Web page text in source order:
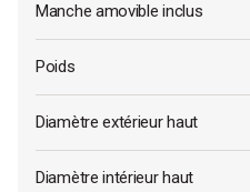
Manche amovible inclus
Poids
Diamètre extérieur haut
Diamètre intérieur haut